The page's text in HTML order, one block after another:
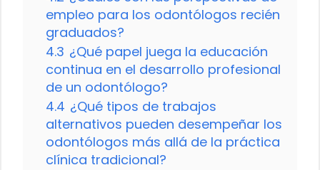
empleo para los odontólogos recién
graduados?
4.3 ¿Qué papel juega la educación
continua en el desarrollo profesional
de un odontólogo?
4.4 ¿Qué tipos de trabajos
alternativos pueden desempeñar los
odontólogos más allá de la práctica
clínica tradicional?